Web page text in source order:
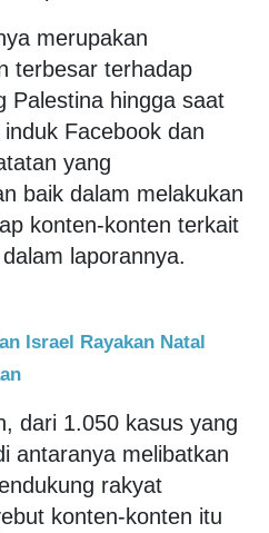
merupakan
terbesar terhadap
Palestina hingga saat
Facebook dan
yang
baik dalam melakukan
konten-konten terkait
laporannya.
Israel Rayakan Natal
dari 1.050 kasus yang
antaranya melibatkan
rakyat
konten-konten itu